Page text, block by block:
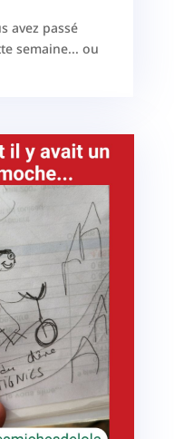
avez passé
semaine... ou